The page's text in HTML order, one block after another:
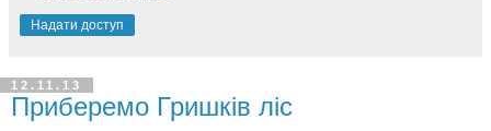
Надати доступ
12.11.13
Приберемо Гришків ліс